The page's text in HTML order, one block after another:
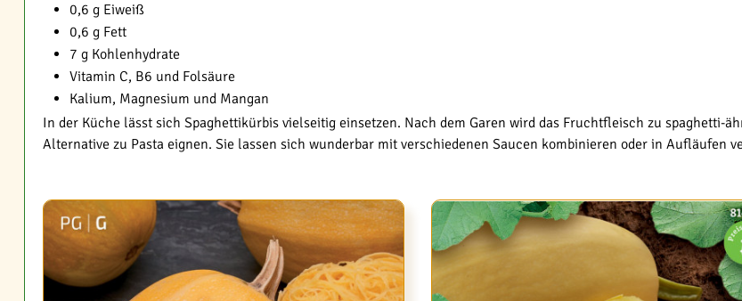
0,6 g Eiweiß
0,6 g Fett
7 g Kohlenhydrate
Vitamin C, B6 und Folsäure
Kalium, Magnesium und Mangan
In der Küche lässt sich Spaghettikürbis vielseitig einsetzen. Nach dem Garen wird das Fruchtfleisch zu spaghetti-
Alternative zu Pasta eignen. Sie lassen sich wunderbar mit verschiedenen Saucen kombinieren oder in Aufläufen